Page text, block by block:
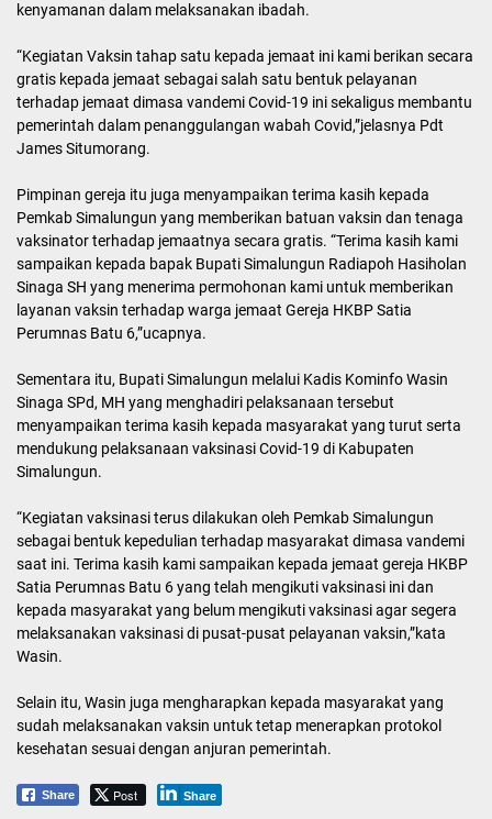
kenyamanan dalam melaksanakan ibadah.
“Kegiatan Vaksin tahap satu kepada jemaat ini kami berikan secara
gratis kepada jemaat sebagai salah satu bentuk pelayanan
terhadap jemaat dimasa vandemi Covid-19 ini sekaligus membantu
pemerintah dalam penanggulangan wabah Covid,”jelasnya Pdt
James Situmorang.
Pimpinan gereja itu juga menyampaikan terima kasih kepada
Pemkab Simalungun yang memberikan batuan vaksin dan tenaga
vaksinator terhadap jemaatnya secara gratis. “Terima kasih kami
sampaikan kepada bapak Bupati Simalungun Radiapoh Hasiholan
Sinaga SH yang menerima permohonan kami untuk memberikan
layanan vaksin terhadap warga jemaat Gereja HKBP Satia
Perumnas Batu 6,”ucapnya.
Sementara itu, Bupati Simalungun melalui Kadis Kominfo Wasin
Sinaga SPd, MH yang menghadiri pelaksanaan tersebut
menyampaikan terima kasih kepada masyarakat yang turut serta
mendukung pelaksanaan vaksinasi Covid-19 di Kabupaten
Simalungun.
“Kegiatan vaksinasi terus dilakukan oleh Pemkab Simalungun
sebagai bentuk kepedulian terhadap masyarakat dimasa vandemi
saat ini. Terima kasih kami sampaikan kepada jemaat gereja HKBP
Satia Perumnas Batu 6 yang telah mengikuti vaksinasi ini dan
kepada masyarakat yang belum mengikuti vaksinasi agar segera
melaksanakan vaksinasi di pusat-pusat pelayanan vaksin,”kata
Wasin.
Selain itu, Wasin juga mengharapkan kepada masyarakat yang
sudah melaksanakan vaksin untuk tetap menerapkan protokol
kesehatan sesuai dengan anjuran pemerintah.
Share Post Share